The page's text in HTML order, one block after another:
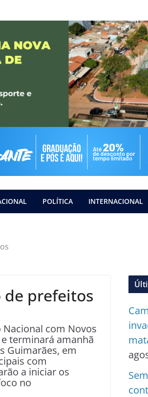
POLÍTICA INTERNACIONAL
de prefeitos
com Novos
e terminará amanhã
Guimarães, em
com
a iniciar os
no